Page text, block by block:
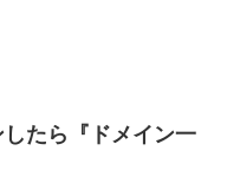
たら『ドメイン一